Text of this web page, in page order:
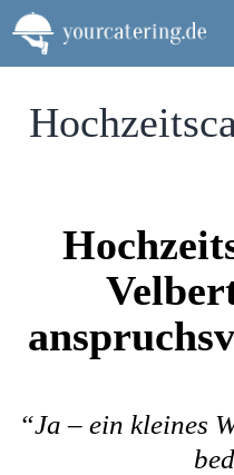
Zum
Inhalt
springen
“Ja – ein kleines